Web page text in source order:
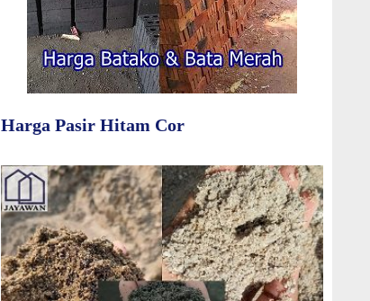
Harga Pasir Hitam Cor